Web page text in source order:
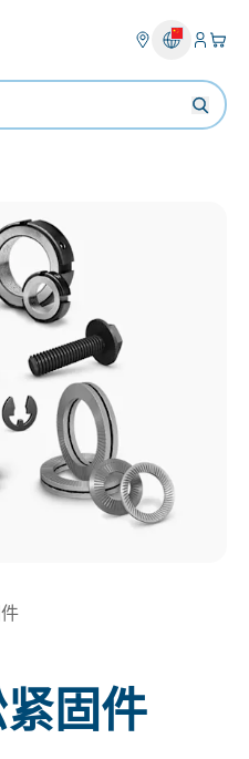
登入
您
固件